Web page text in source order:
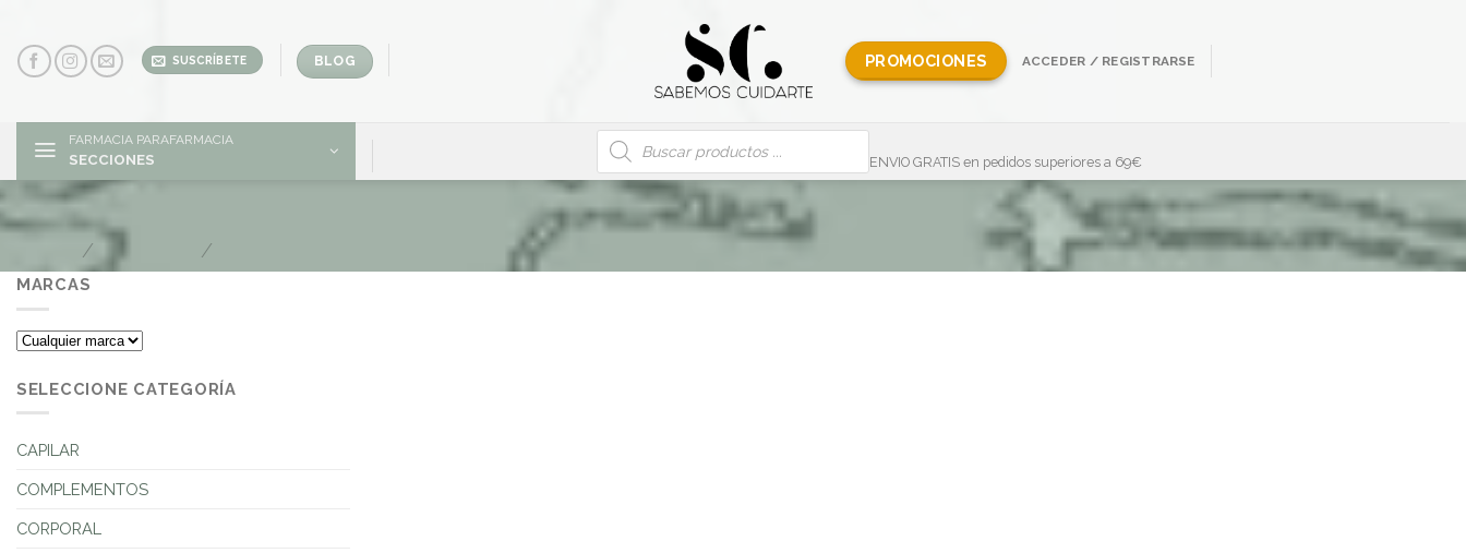
content
SUSCRÍBETE BLOG PROMOCIONES ACCEDER / REGISTRARSE
FARMACIA PARAFARMACIA
SECCIONES
Búsqueda
de
productos
ENVIO GRATIS en pedidos superiores a 69€
Halitosis
/ /
Showing all 5 results
MARCAS
SELECCIONE CATEGORÍA
CAPILAR
COMPLEMENTOS
CORPORAL